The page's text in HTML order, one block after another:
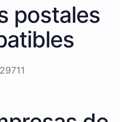
postales
29711